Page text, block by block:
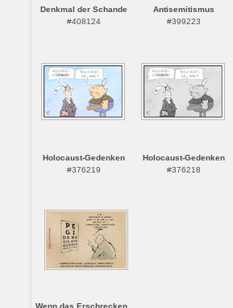
Denkmal der Schande
#408124
Antisemitismus
#399223
Holocaust-Gedenken
#376219
Holocaust-Gedenken
#376218
Wenn das Erschrecken ...